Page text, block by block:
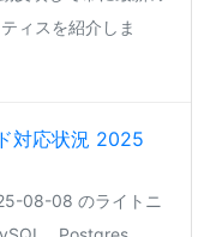
ィスを紹介しま
対応状況 2025
08-08 のライトニ